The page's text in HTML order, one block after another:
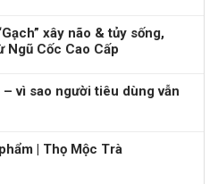
xây não & tủy sống,
Ngũ Cốc Cao Cấp
vì sao người tiêu dùng vẫn
| Thọ Mộc Trà